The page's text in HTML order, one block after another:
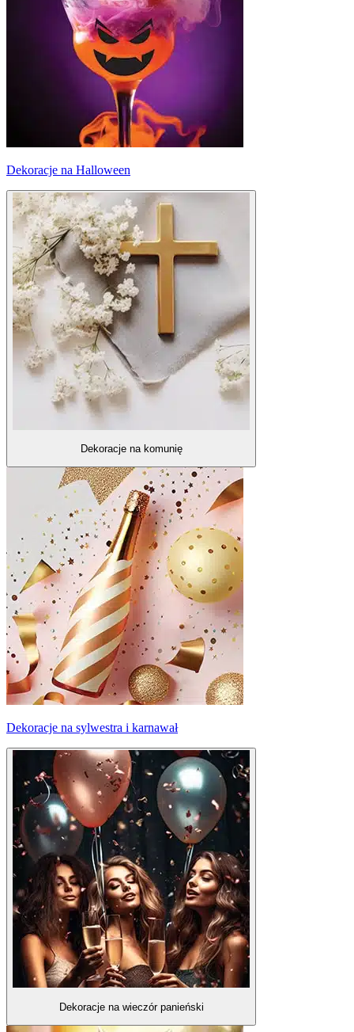
Dekoracje na Halloween
Dekoracje na komunię
Dekoracje na sylwestra i karnawał
Dekoracje na wieczór panieński